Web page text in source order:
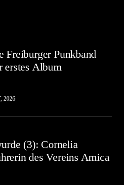
Freiburger Punkband
erstes Album
2026
(3): Cornelia
des Vereins Amica